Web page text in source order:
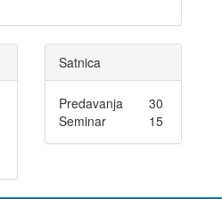
Satnica
Predavanja
30
Seminar
15